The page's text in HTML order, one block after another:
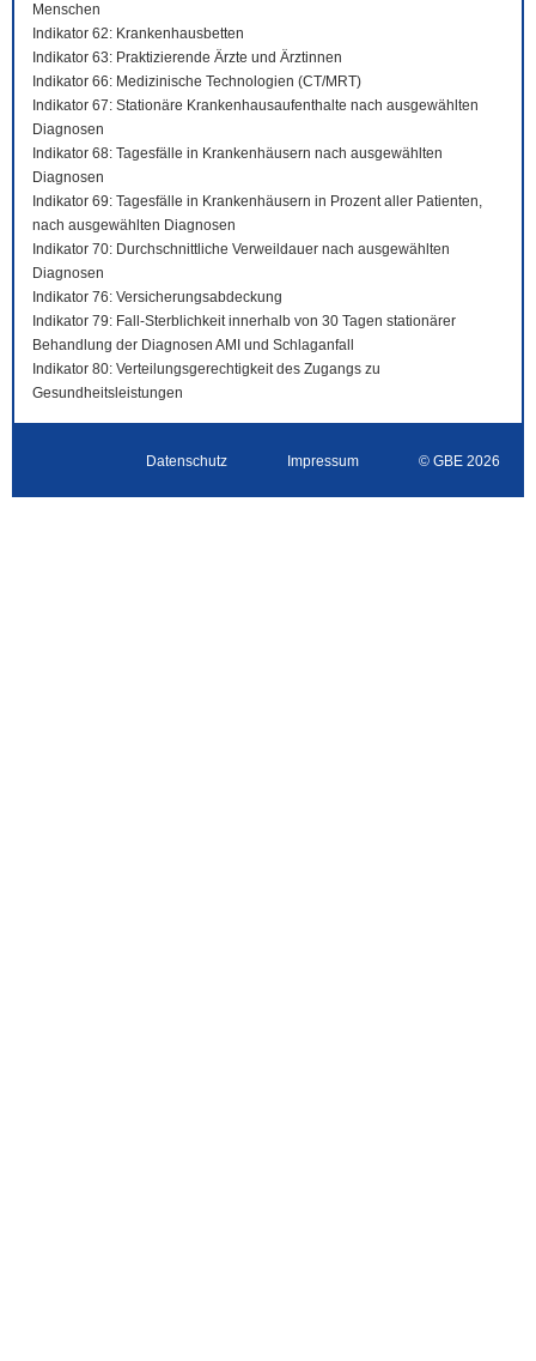
Menschen
Indikator 62: Krankenhausbetten
Indikator 63: Praktizierende Ärzte und Ärztinnen
Indikator 66: Medizinische Technologien (CT/MRT)
Indikator 67: Stationäre Krankenhausaufenthalte nach ausgewählten
Diagnosen
Indikator 68: Tagesfälle in Krankenhäusern nach ausgewählten
Diagnosen
Indikator 69: Tagesfälle in Krankenhäusern in Prozent aller Patienten,
nach ausgewählten Diagnosen
Indikator 70: Durchschnittliche Verweildauer nach ausgewählten
Diagnosen
Indikator 76: Versicherungsabdeckung
Indikator 79: Fall-Sterblichkeit innerhalb von 30 Tagen stationärer
Behandlung der Diagnosen AMI und Schlaganfall
Indikator 80: Verteilungsgerechtigkeit des Zugangs zu
Gesundheitsleistungen
Datenschutz Impressum © GBE 2026